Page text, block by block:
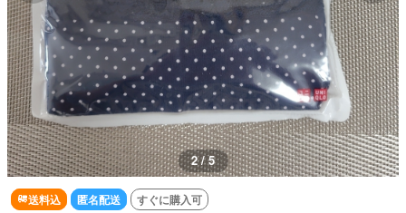
2 / 5
送料込 匿名配送 すぐに購入可